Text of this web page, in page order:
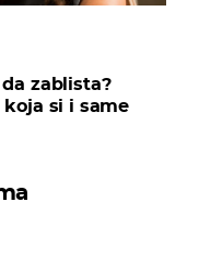
zablista?
si i same